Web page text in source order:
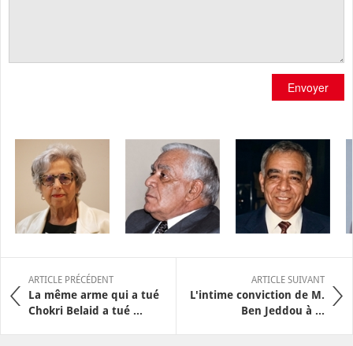
Envoyer
ARTICLE PRÉCÉDENT
La même arme qui a tué
Chokri Belaid a tué ...
ARTICLE SUIVANT
L'intime conviction de M.
Ben Jeddou à ...